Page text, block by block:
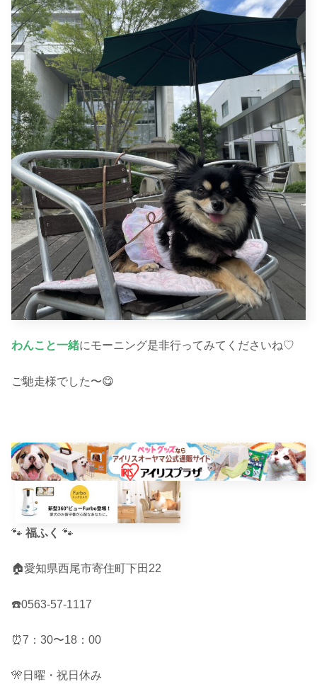
わんこと一緒にモーニング是非行ってみてくださいね♡
ご馳走様でした〜😋
🐾 福ふく 🐾
🏠愛知県西尾市寄住町下田22
☎️0563-57-1117
⏰7：30〜18：00
🎌日曜・祝日休み